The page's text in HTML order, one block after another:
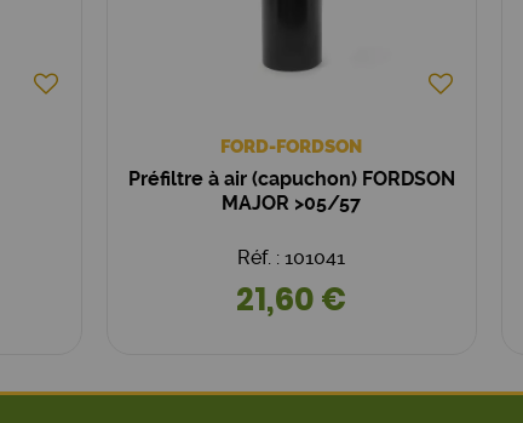
FORD-FORDSON
Préfiltre à air (capuchon) FORDSON
MAJOR >05/57
Réf. : 101041
21,60 €